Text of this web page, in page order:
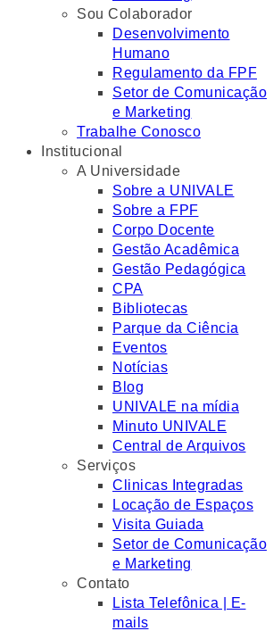
Sou Colaborador
Desenvolvimento
Humano
Regulamento da FPF
Setor de Comunicação
e Marketing
Trabalhe Conosco
Institucional
A Universidade
Sobre a UNIVALE
Sobre a FPF
Corpo Docente
Gestão Acadêmica
Gestão Pedagógica
CPA
Bibliotecas
Parque da Ciência
Eventos
Notícias
Blog
UNIVALE na mídia
Minuto UNIVALE
Central de Arquivos
Serviços
Clinicas Integradas
Locação de Espaços
Visita Guiada
Setor de Comunicação
e Marketing
Contato
Lista Telefônica | E-
mails